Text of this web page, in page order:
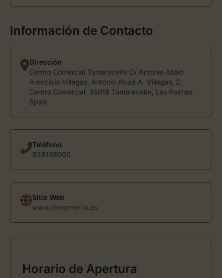
Información de Contacto
Dirección
Centro Comercial Tamaraceite C/ Antonio Abad
Arencibia Villegas, Antonio Abad A. Villegas, 2,
Centro Comercial, 35018 Tamaraceite, Las Palmas,
Spain
Teléfono
928138000
Sitio Web
www.leroymerlin.es
Horario de Apertura